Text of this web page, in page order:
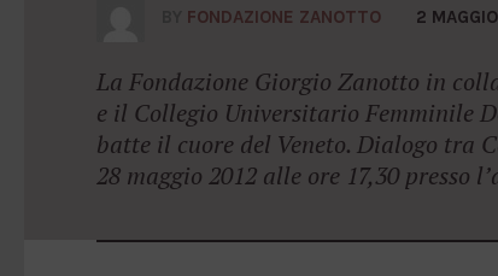
FONDAZIONE ZANOTTO 2
La Fondazione Giorgio Zanotto in
e il Collegio Universitario Femminile
batte il cuore del Veneto. Dialogo tra
28 maggio 2012 alle ore 17,30 presso